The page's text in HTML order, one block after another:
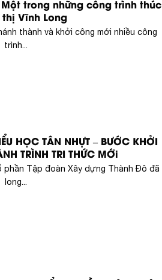
trong những công trình thúc
Vĩnh Long
thành và khởi công mới nhiều công
trình...
HỌC TÂN NHỰT – BƯỚC KHỞI
TRÌNH TRI THỨC MỚi
phần Tập đoàn Xây dựng Thành Đô đã
long...